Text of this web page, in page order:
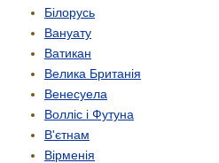
Білорусь
Вануату
Ватикан
Велика Британія
Венесуела
Волліс і Футуна
В'єтнам
Вірменія